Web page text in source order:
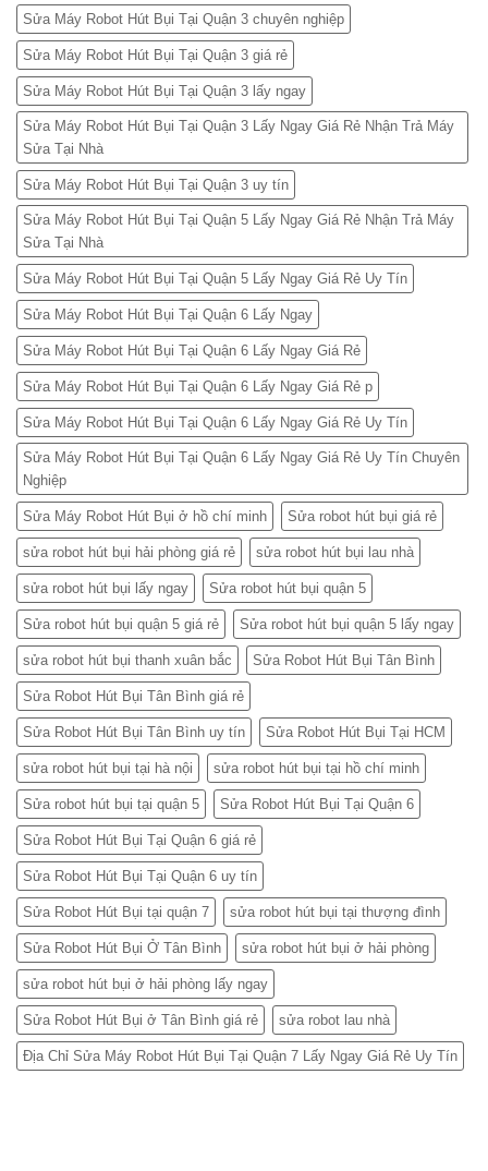
Sửa Máy Robot Hút Bụi Tại Quận 3 chuyên nghiệp
Sửa Máy Robot Hút Bụi Tại Quận 3 giá rẻ
Sửa Máy Robot Hút Bụi Tại Quận 3 lấy ngay
Sửa Máy Robot Hút Bụi Tại Quận 3 Lấy Ngay Giá Rẻ Nhận Trả Máy
Sửa Tại Nhà
Sửa Máy Robot Hút Bụi Tại Quận 3 uy tín
Sửa Máy Robot Hút Bụi Tại Quận 5 Lấy Ngay Giá Rẻ Nhận Trả Máy
Sửa Tại Nhà
Sửa Máy Robot Hút Bụi Tại Quận 5 Lấy Ngay Giá Rẻ Uy Tín
Sửa Máy Robot Hút Bụi Tại Quận 6 Lấy Ngay
Sửa Máy Robot Hút Bụi Tại Quận 6 Lấy Ngay Giá Rẻ
Sửa Máy Robot Hút Bụi Tại Quận 6 Lấy Ngay Giá Rẻ p
Sửa Máy Robot Hút Bụi Tại Quận 6 Lấy Ngay Giá Rẻ Uy Tín
Sửa Máy Robot Hút Bụi Tại Quận 6 Lấy Ngay Giá Rẻ Uy Tín Chuyên
Nghiệp
Sửa Máy Robot Hút Bụi ở hồ chí minh Sửa robot hút bụi giá rẻ
sửa robot hút bụi hải phòng giá rẻ sửa robot hút bụi lau nhà
sửa robot hút bụi lấy ngay Sửa robot hút bụi quận 5
Sửa robot hút bụi quận 5 giá rẻ Sửa robot hút bụi quận 5 lấy ngay
sửa robot hút bụi thanh xuân bắc Sửa Robot Hút Bụi Tân Bình
Sửa Robot Hút Bụi Tân Bình giá rẻ
Sửa Robot Hút Bụi Tân Bình uy tín Sửa Robot Hút Bụi Tại HCM
sửa robot hút bụi tại hà nội sửa robot hút bụi tại hồ chí minh
Sửa robot hút bụi tại quận 5 Sửa Robot Hút Bụi Tại Quận 6
Sửa Robot Hút Bụi Tại Quận 6 giá rẻ
Sửa Robot Hút Bụi Tại Quận 6 uy tín
Sửa Robot Hút Bụi tại quận 7 sửa robot hút bụi tại thượng đình
Sửa Robot Hút Bụi Ở Tân Bình sửa robot hút bụi ở hải phòng
sửa robot hút bụi ở hải phòng lấy ngay
Sửa Robot Hút Bụi ở Tân Bình giá rẻ sửa robot lau nhà
Địa Chỉ Sửa Máy Robot Hút Bụi Tại Quận 7 Lấy Ngay Giá Rẻ Uy Tín